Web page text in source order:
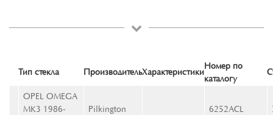
Тип стекла ПроизводительХарактеристики
Номер по
каталогу
OPEL OMEGA
MK3 1986-
Pilkington 6252ACL